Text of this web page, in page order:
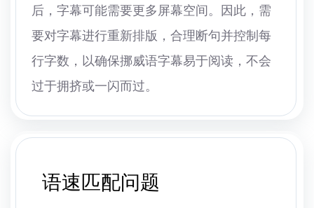
后，字幕可能需要更多屏幕空间。因此，需
要对字幕进行重新排版，合理断句并控制每
行字数，以确保挪威语字幕易于阅读，不会
过于拥挤或一闪而过。
语速匹配问题